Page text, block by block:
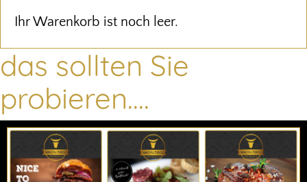
Ihr Warenkorb ist noch leer.
das sollten Sie
probieren....